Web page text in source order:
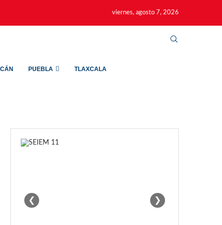
viernes, agosto 7, 2026
PUEBLA TLAXCALA
❮ ❯